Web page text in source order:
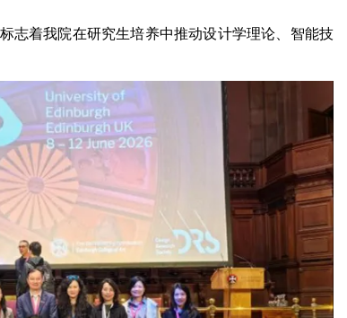
志着我院在研究生培养中推动设计学理论、智能技